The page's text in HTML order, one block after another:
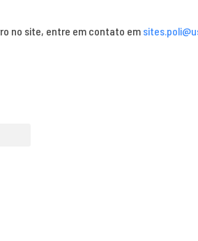
no site, entre em contato em